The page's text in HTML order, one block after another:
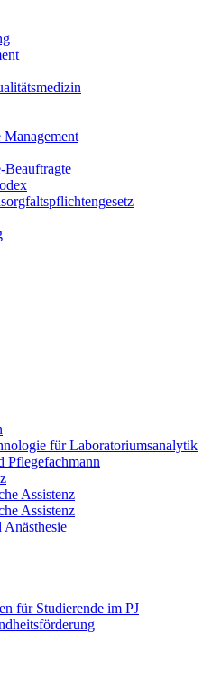
Beauftragte
für Laboratoriumsanalytik
Pflegefachmann
Assistenz
Assistenz
für Studierende im PJ